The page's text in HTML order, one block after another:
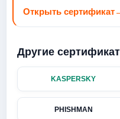
Открыть сертификат
Другие
KASPERSKY
PHISHMAN